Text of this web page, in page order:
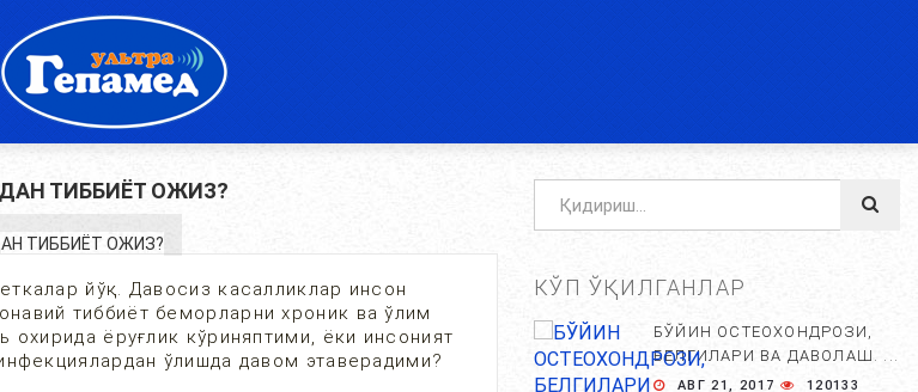
ТИББИЁТ ОЖИЗ?
йўқ. Давосиз касалликлар инсон
тиббиёт беморларни хроник ва ўлим
охирида ёруғлик кўриняптими, ёки инсоният
ўлишда давом этаверадими?
КЎП ЎҚИЛГАНЛАР
БЎЙИН ОСТЕОХОНДРОЗИ,
БЕЛГИЛАРИ ВА ДАВОЛАШ. ...
АВГ 21, 2017 120133